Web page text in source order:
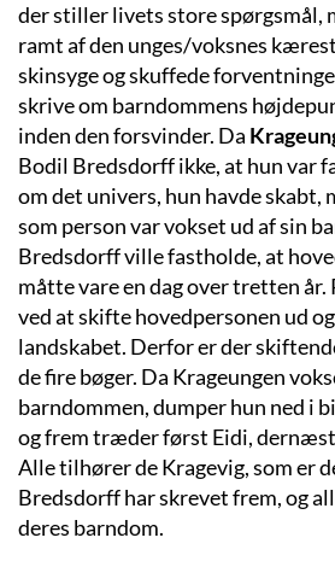
der stiller livets store spørgsmål,
ramt af den unges/voksnes
skinsyge og skuffede
skrive om barndommens
inden den forsvinder. Da
Bodil Bredsdorff ikke, at hun var
om det univers, hun havde skabt,
som person var vokset ud af sin
Bredsdorff ville fastholde, at
måtte vare en dag over tretten
ved at skifte hovedpersonen ud
landskabet. Derfor er der
de fire bøger. Da Krageungen
barndommen, dumper hun ned i
og frem træder først Eidi,
Alle tilhører de Kragevig, som er
Bredsdorff har skrevet frem, og
deres barndom.